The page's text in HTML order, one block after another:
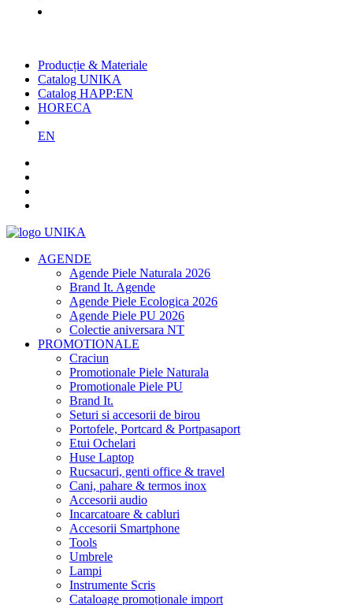
Producție & Materiale
Catalog UNIKA
Catalog HAPP:EN
HORECA
EN
AGENDE
Agende Piele Naturala 2026
Brand It. Agende
Agende Piele Ecologica 2026
Agende Piele PU 2026
Colectie aniversara NT
PROMOTIONALE
Craciun
Promotionale Piele Naturala
Promotionale Piele PU
Brand It.
Seturi si accesorii de birou
Portofele, Portcard & Portpasaport
Etui Ochelari
Huse Laptop
Rucsacuri, genti office & travel
Cani, pahare & termos inox
Accesorii audio
Incarcatoare & cabluri
Accesorii Smartphone
Tools
Umbrele
Lampi
Instrumente Scris
Cataloage promoționale import